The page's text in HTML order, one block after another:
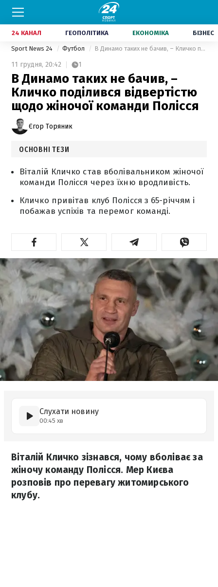
24 КАНАЛ ГЕОПОЛІТИКА ЕКОНОМІКА БІЗНЕС
Sport News 24 Футбол В Динамо таких не бачив, – Кличко поділився відвертістю щодо жіночої команди Полісся
11 грудня, 20:42 1
В Динамо таких не бачив, –
Кличко поділився відвертістю
щодо жіночої команди Полісся
Єгор Торяник
ОСНОВНІ ТЕЗИ
Віталій Кличко став вболівальником жіночої
команди Полісся через їхню вродливість.
Кличко привітав клуб Полісся з 65-річчям і
побажав успіхів та перемог команді.
Слухати новину
00:45 хв
Віталій Кличко зізнався, чому вболіває за
жіночу команду Полісся. Мер Києва
розповів про перевагу житомирського
клубу.